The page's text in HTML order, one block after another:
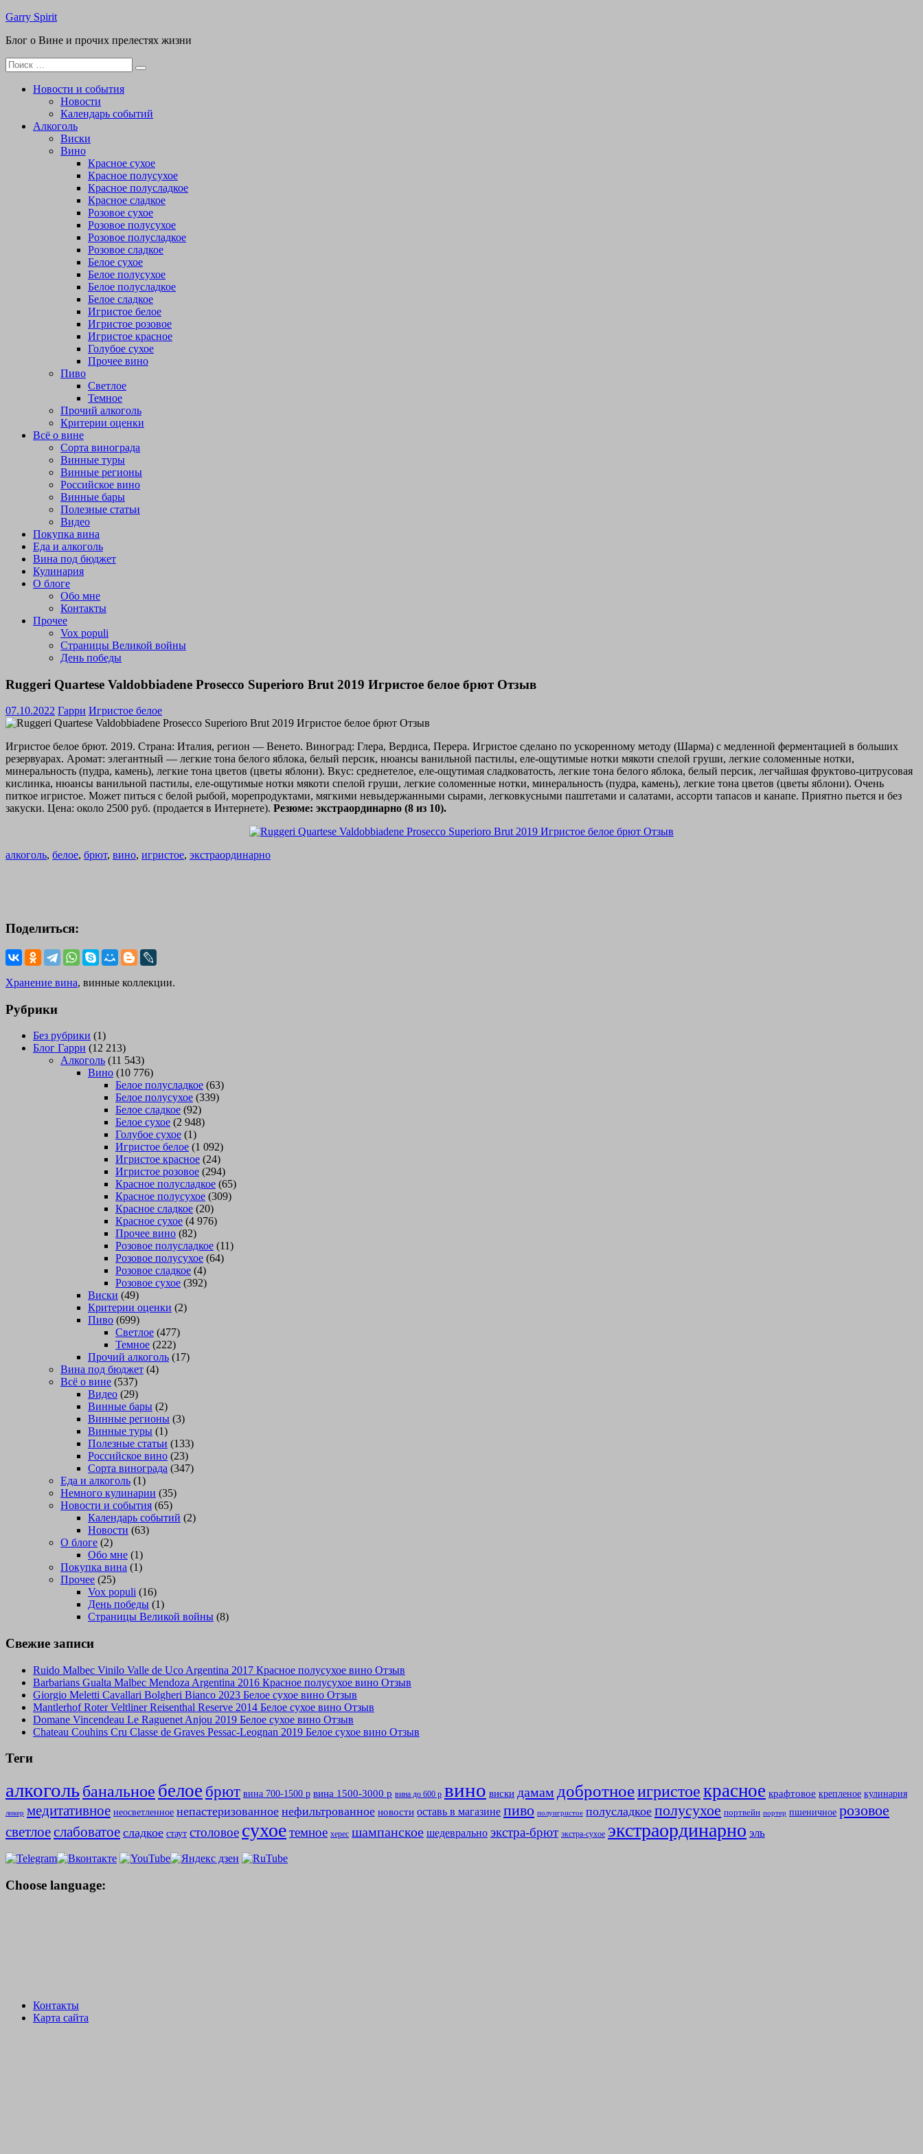
Перейти
содержимому
Garry Spirit
Блог о Вине и прочих прелестях жизни
Поиск
для:
Новости и события
Новости
Календарь событий
Алкоголь
Виски
Вино
Красное сухое
Красное полусухое
Красное полусладкое
Красное сладкое
Розовое сухое
Розовое полусухое
Розовое полусладкое
Розовое сладкое
Белое сухое
Белое полусухое
Белое полусладкое
Белое сладкое
Игристое белое
Игристое розовое
Игристое красное
Голубое сухое
Прочее вино
Пиво
Светлое
Темное
Прочий алкоголь
Критерии оценки
Всё о вине
Сорта винограда
Винные туры
Винные регионы
Российское вино
Винные бары
Полезные статьи
Видео
Покупка вина
Еда и алкоголь
Вина под бюджет
Кулинария
О блоге
Обо мне
Контакты
Прочее
Vox populi
Страницы Великой войны
День победы
Ruggeri Quartese Valdobbiadene Prosecco Superioro Brut 2019 Игристое белое брют Отзыв
07.10.2022 Гарри Игристое белое
Игристое белое брют. 2019. Страна: Италия, регион — Венето. Виноград: Глера, Вердиса, Перера. Игристое сделано по ускоренному методу (Шарма) с медленной ферментацией в больших
резервуарах. Аромат: элегантный — легкие тона белого яблока, белый персик, нюансы ванильной пастилы, еле-ощутимые нотки мякоти спелой груши, легкие соломенные нотки,
минеральность (пудра, камень), легкие тона цветов (цветы яблони). Вкус: среднетелое, еле-ощутимая сладковатость, легкие тона белого яблока, белый персик, легчайшая фруктово-цитрусовая
кислинка, нюансы ванильной пастилы, еле-ощутимые нотки мякоти спелой груши, легкие соломенные нотки, минеральность (пудра, камень), легкие тона цветов (цветы яблони). Очень
питкое игристое. Может питься с белой рыбой, морепродуктами, мягкими невыдержанными сырами, легковкусными паштетами и салатами, ассорти тапасов и канапе. Приятно пьется и без
закуски. Цена: около 2500 руб. (продается в Интернете). Резюме: экстраординарно (8 из 10).
алкоголь, белое, брют, вино, игристое, экстраординарно
Поделиться:
Хранение вина, винные коллекции.
Рубрики
Без рубрики (1)
Блог Гарри (12 213)
Алкоголь (11 543)
Вино (10 776)
Белое полусладкое (63)
Белое полусухое (339)
Белое сладкое (92)
Белое сухое (2 948)
Голубое сухое (1)
Игристое белое (1 092)
Игристое красное (24)
Игристое розовое (294)
Красное полусладкое (65)
Красное полусухое (309)
Красное сладкое (20)
Красное сухое (4 976)
Прочее вино (82)
Розовое полусладкое (11)
Розовое полусухое (64)
Розовое сладкое (4)
Розовое сухое (392)
Виски (49)
Критерии оценки (2)
Пиво (699)
Светлое (477)
Темное (222)
Прочий алкоголь (17)
Вина под бюджет (4)
Всё о вине (537)
Видео (29)
Винные бары (2)
Винные регионы (3)
Винные туры (1)
Полезные статьи (133)
Российское вино (23)
Сорта винограда (347)
Еда и алкоголь (1)
Немного кулинарии (35)
Новости и события (65)
Календарь событий (2)
Новости (63)
О блоге (2)
Обо мне (1)
Покупка вина (1)
Прочее (25)
Vox populi (16)
День победы (1)
Страницы Великой войны (8)
Свежие записи
Ruido Malbec Vinilo Valle de Uco Argentina 2017 Красное полусухое вино Отзыв
Barbarians Gualta Malbec Mendoza Argentina 2016 Красное полусухое вино Отзыв
Giorgio Meletti Cavallari Bolgheri Bianco 2023 Белое сухое вино Отзыв
Mantlerhof Roter Veltliner Reisenthal Reserve 2014 Белое сухое вино Отзыв
Domane Vincendeau Le Raguenet Anjou 2019 Белое сухое вино Отзыв
Chateau Couhins Cru Classe de Graves Pessac-Leognan 2019 Белое сухое вино Отзыв
Теги
алкогольбанальное белое брют вина 700-1500 р вина 1500-3000 р вина до 600 р вино виски дамам добротноеигристоекрасное крафтовое крепленое кулинария
ликер медитативное неосветленное непастеризованное нефильтрованное новости оставь в магазине пиво полуигристое полусладкое полусухое портвейн портер пшеничное розовое
светлоеслабоватое сладкое стаут столовое сухоетемное херес шампанское шедеврально экстра-брют экстра-сухое экстраординарно эль
Choose language:
Контакты
Карта сайта